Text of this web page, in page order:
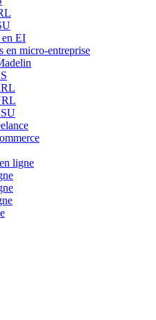
en EI
en micro-entreprise
ligne